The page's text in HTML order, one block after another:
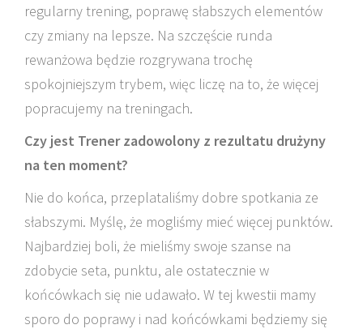
regularny trening, poprawę słabszych elementów
czy zmiany na lepsze. Na szczęście runda
rewanżowa będzie rozgrywana trochę
spokojniejszym trybem, więc liczę na to, że więcej
popracujemy na treningach.
Czy jest Trener zadowolony z rezultatu drużyny
na ten moment?
Nie do końca, przeplataliśmy dobre spotkania ze
słabszymi. Myślę, że mogliśmy mieć więcej punktów.
Najbardziej boli, że mieliśmy swoje szanse na
zdobycie seta, punktu, ale ostatecznie w
końcówkach się nie udawało. W tej kwestii mamy
sporo do poprawy i nad końcówkami będziemy się